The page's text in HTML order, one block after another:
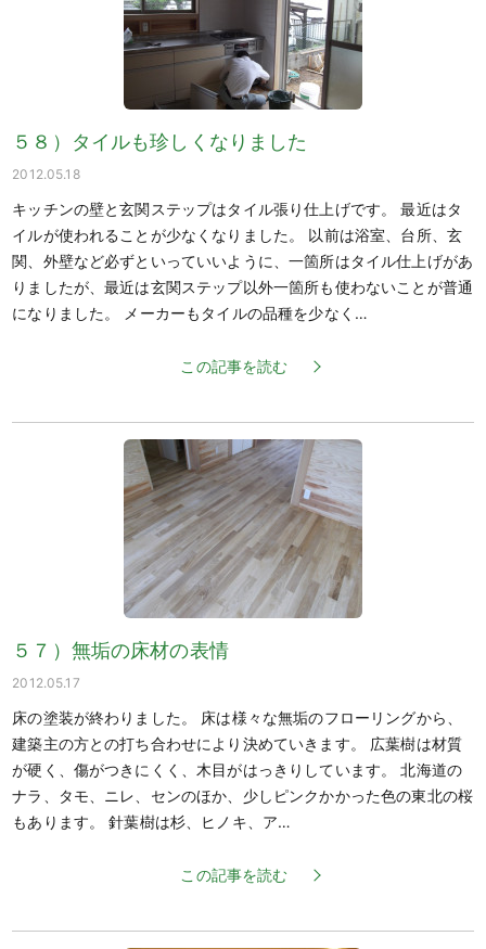
５８）タイルも珍しくなりました
2012.05.18
キッチンの壁と玄関ステップはタイル張り仕上げです。 最近はタ
イルが使われることが少なくなりました。 以前は浴室、台所、玄
関、外壁など必ずといっていいように、一箇所はタイル仕上げがあ
りましたが、最近は玄関ステップ以外一箇所も使わないことが普通
になりました。 メーカーもタイルの品種を少なく…
この記事を読む
５７）無垢の床材の表情
2012.05.17
床の塗装が終わりました。 床は様々な無垢のフローリングから、
建築主の方との打ち合わせにより決めていきます。 広葉樹は材質
が硬く、傷がつきにくく、木目がはっきりしています。 北海道の
ナラ、タモ、ニレ、センのほか、少しピンクかかった色の東北の桜
もあります。 針葉樹は杉、ヒノキ、ア…
この記事を読む